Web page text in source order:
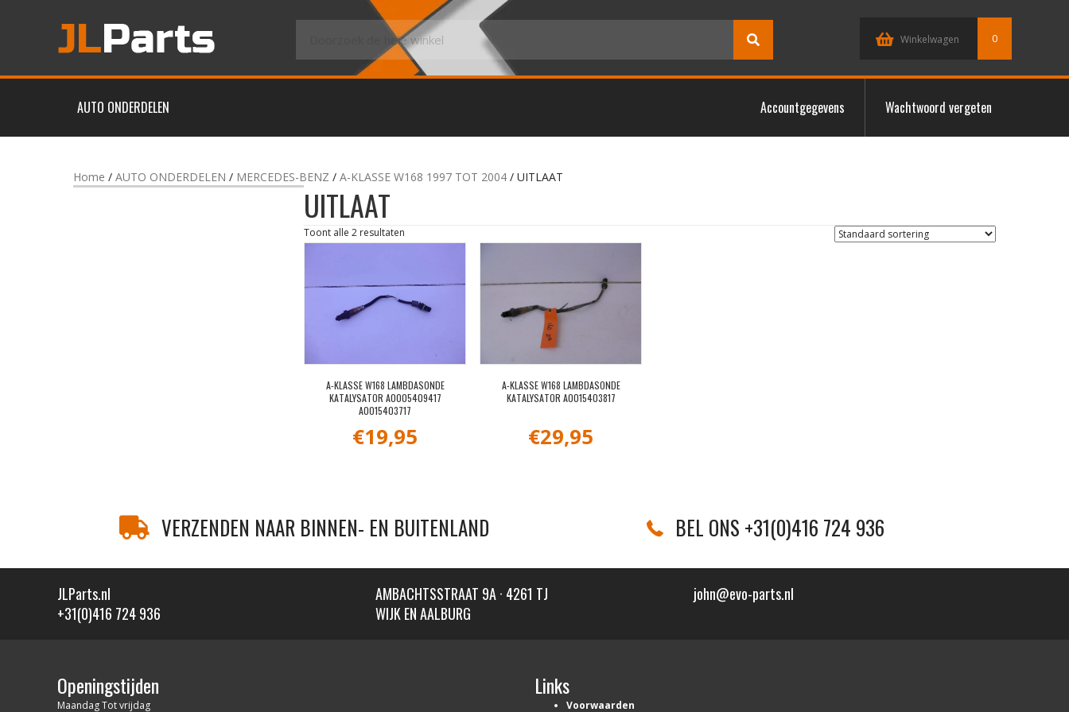
Winkelwagen 0
AUTO ONDERDELEN Accountgegevens Wachtwoord vergeten
Home / AUTO ONDERDELEN / MERCEDES-BENZ / A-KLASSE W168 1997 TOT 2004 / UITLAAT
UITLAAT
Toont alle 2 resultaten
A-KLASSE W168 LAMBDASONDE
KATALYSATOR A0005409417
A0015403717
€19,95
A-KLASSE W168 LAMBDASONDE
KATALYSATOR A0015403817
€29,95
VERZENDEN NAAR BINNEN- EN BUITENLAND BEL ONS +31(0)416 724 936
JLParts.nl
+31(0)416 724 936
AMBACHTSSTRAAT 9A · 4261 TJ
WIJK EN AALBURG
john@evo-parts.nl
Openingstijden
Maandag Tot vrijdag
Links
Voorwaarden